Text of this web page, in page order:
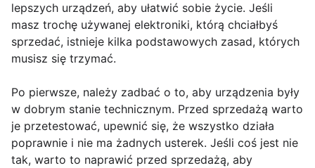
lepszych urządzeń, aby ułatwić sobie życie. Jeśli
masz trochę używanej elektroniki, którą chciałbyś
sprzedać, istnieje kilka podstawowych zasad, których
musisz się trzymać.
Po pierwsze, należy zadbać o to, aby urządzenia były
w dobrym stanie technicznym. Przed sprzedażą warto
je przetestować, upewnić się, że wszystko działa
poprawnie i nie ma żadnych usterek. Jeśli coś jest nie
tak, warto to naprawić przed sprzedażą, aby